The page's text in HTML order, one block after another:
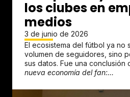
los clubes en
medios
3 de junio de 2026
El ecosistema del fútbol ya no
volumen de seguidores, sino
sus datos. Fue una conclusión
nueva economía del fan:...